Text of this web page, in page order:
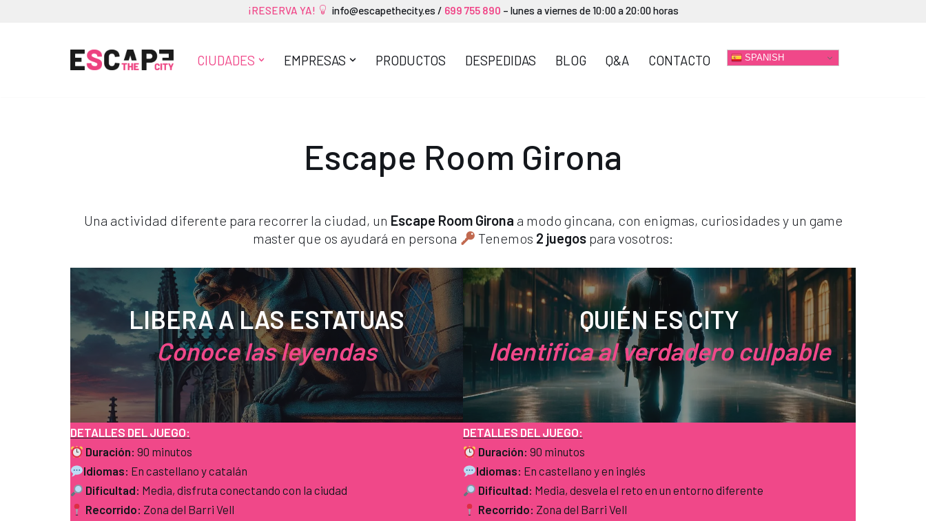
¡RESERVA YA! info@escapethecity.es / 699 755 890 – lunes a viernes de 10:00 a 20:00 horas
CIUDADES EMPRESAS PRODUCTOS DESPEDIDAS BLOG Q&A CONTACTO SPANISH
Escape Room Girona
Una actividad diferente para recorrer la ciudad, un Escape Room Girona a modo gincana, con enigmas, curiosidades y un game
master que os ayudará en persona
Tenemos 2 juegos para vosotros:
LIBERA A LAS ESTATUAS
Conoce las leyendas
DETALLES DEL JUEGO:
Duración: 90 minutos
Idiomas: En castellano y catalán
Dificultad: Media, disfruta conectando con la ciudad
Recorrido: Zona del Barri Vell
QUIÉN ES CITY
Identifica al verdadero culpable
DETALLES DEL JUEGO:
Duración: 90 minutos
Idiomas: En castellano y en inglés
Dificultad: Media, desvela el reto en un entorno diferente
Recorrido: Zona del Barri Vell